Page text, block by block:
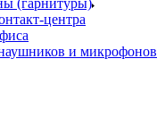
(гарнитуры)
центра
и микрофонов